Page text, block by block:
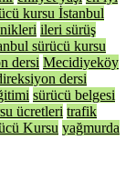
kursu İstanbul
ileri sürüş
sürücü kursu
dersi Mecidiyeköy
dersi
sürücü belgesi
ücretleri trafik
Kursu yağmurda